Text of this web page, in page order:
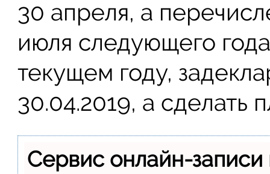
30 апреля, а
июля следующего
текущем году,
30.04.2019, а сделать
Сервис онлайн-